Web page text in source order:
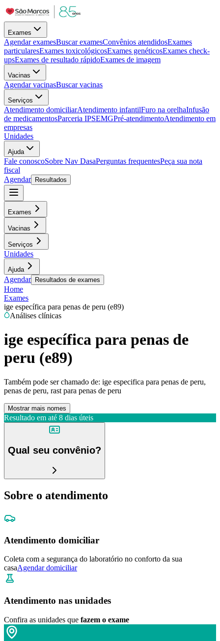
Exames
Agendar examesBuscar examesConvênios atendidosExames
particularesExames toxicológicosExames genéticosExames check-
upsExames de resultado rápidoExames de imagem
Vacinas
Agendar vacinasBuscar vacinas
Serviços
Atendimento domiciliarAtendimento infantilFuro na orelhaInfusão
de medicamentosParceria IPSEMGPré-atendimentoAtendimento em
empresas
Unidades
Ajuda
Fale conoscoSobre Nav DasaPerguntas frequentesPeça sua nota
fiscal
Agendar
Resultados
Exames
Vacinas
Serviços
Unidades
Ajuda
Agendar Resultados de exames
Home
Exames
ige específica para penas de peru (e89)
Análises clínicas
ige específica para penas de
peru (e89)
Também pode ser chamado de: ige especifica para penas de peru,
penas de peru, rast para penas de peru
Mostrar mais nomes
Resultado em até 8 dias úteis
Qual seu convênio?
Sobre o atendimento
Atendimento domiciliar
Coleta com a segurança do laboratório no conforto da sua
casaAgendar domiciliar
Atendimento nas unidades
Confira as unidades que fazem o exame